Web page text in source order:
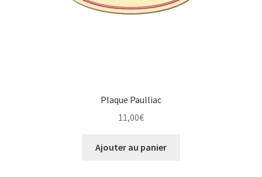
Plaque Paulliac
11,00€
Ajouter au panier